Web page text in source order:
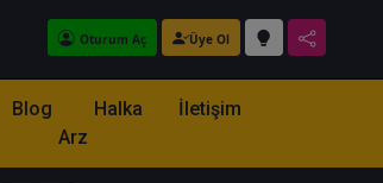
Oturum Aç Üye Ol
Blog
Halka
Arz
İletişim